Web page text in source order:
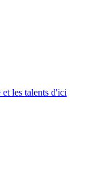
les talents d'ici